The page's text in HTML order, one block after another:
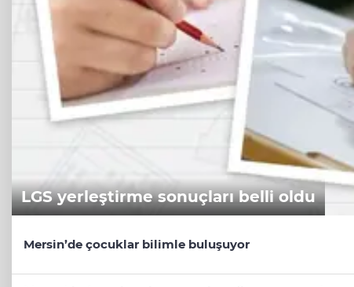
LGS yerleştirme sonuçları belli oldu
Mersin’de çocuklar bilimle buluşuyor